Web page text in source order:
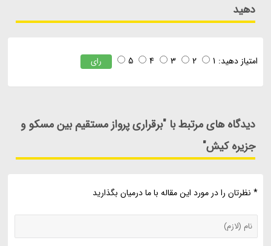
دهید
امتیاز دهید: 1
2
3
4
5 رای
دیدگاه های مرتبط با "برقراری پرواز مستقیم بین مسکو و
جزیره کیش"
* نظرتان را در مورد این مقاله با ما درمیان بگذارید